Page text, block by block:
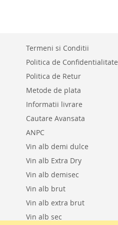
Termeni si Conditii
Politica de Confidentialitate
Politica de Retur
Metode de plata
Informatii livrare
Cautare Avansata
ANPC
Vin alb demi dulce
Vin alb Extra Dry
Vin alb demisec
Vin alb brut
Vin alb extra brut
Vin alb sec